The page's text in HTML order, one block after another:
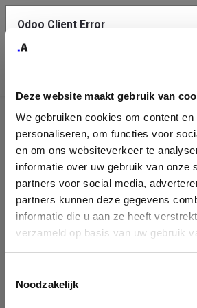
Deze website maakt gebruik van
We gebruiken cookies om content
personaliseren, om functies voor
en om ons websiteverkeer te
informatie over uw gebruik van onze
partners voor social media,
partners kunnen deze gegevens
informatie die u aan ze heeft
verzameld op basis van uw gebruik
Noodzakelijk
Company
Identification
Please fill in your company
You can search a company in our database
enterprise ID. When a company is selected
form. If you don't find your company in our
Odoo Client Error
service.
See details
Ok